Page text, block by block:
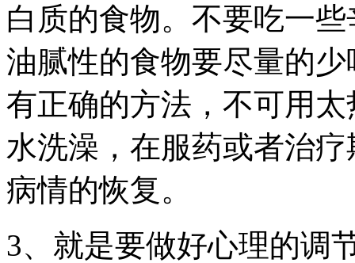
白质的食物。不要吃一
油腻性的食物要尽量的
有正确的方法，不可用
水洗澡，在服药或者治
病情的恢复。
3、就是要做好心理的调